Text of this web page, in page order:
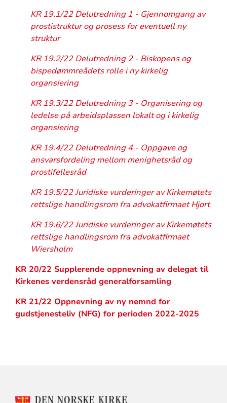
KR 19.1/22 Delutredning 1 - Gjennomgang av
prostistruktur og prosess for eventuell ny
struktur
KR 19.2/22 Delutredning 2 - Biskopens og
bispedømmreådets rolle i ny kirkelig
organsiering
KR 19.3/22 Delutredning 3 - Organisering og
ledelse på arbeidsplassen lokalt og i kirkelig
organsiering
KR 19.4/22 Delutredning 4 - Oppgave og
ansvarsfordeling mellom menighetsråd og
prostifellesråd
KR 19.5/22 Juridiske vurderinger av Kirkemøtets
rettslige handlingsrom fra advokatfirmaet Hjort
KR 19.6/22 Juridiske vurderinger av Kirkemøtets
rettslige handlingsrom fra advokatfirmaet
Wiersholm
KR 20/22 Supplerende oppnevning av delegat til
Kirkenes verdensråd generalforsamling
KR 21/22 Oppnevning av ny nemnd for
gudstjenesteliv (NFG) for perioden 2022-2025
KONTAKTINFORMASJON